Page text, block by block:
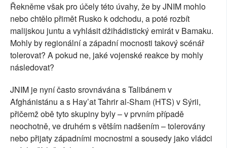
Řekněme však pro účely této úvahy, že by JNIM mohlo
nebo chtělo přimět Rusko k odchodu, a poté rozbít
malijskou juntu a vyhlásit džihádistický emirát v Bamaku.
Mohly by regionální a západní mocnosti takový scénář
tolerovat? A pokud ne, jaké vojenské reakce by mohly
následovat?
JNIM je nyní často srovnávána s Talibánem v
Afghánistánu a s Hay’at Tahrir al-Sham (HTS) v Sýrii,
přičemž obě tyto skupiny byly – v prvním případě
neochotně, ve druhém s větším nadšením – tolerovány
nebo přijaty západními mocnostmi a sousedy jako vládci